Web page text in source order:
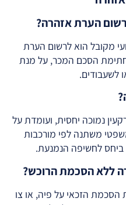
הערת אזהרה?
מקובל הוא לרשום הערת
ימי עסקים מחתימת הסכם המכר, על מנת
לשעבודים.
נמוכה יחסית, ועומדת על
משתנה לפי מורכבות
לחשיפה הנמנעת.
ללא הסכמת הרוכש?
הזכאי על פיה, או צו